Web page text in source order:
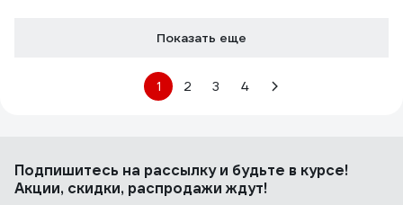
Показать еще
1 2 3 4
Подпишитесь на рассылкуи будьте в курсе!
Акции, скидки, распродажи ждут!